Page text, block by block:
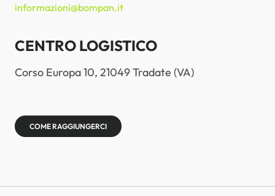
informazioni@bompan.it
CENTRO LOGISTICO
Corso Europa 10, 21049 Tradate (VA)
COME RAGGIUNGERCI